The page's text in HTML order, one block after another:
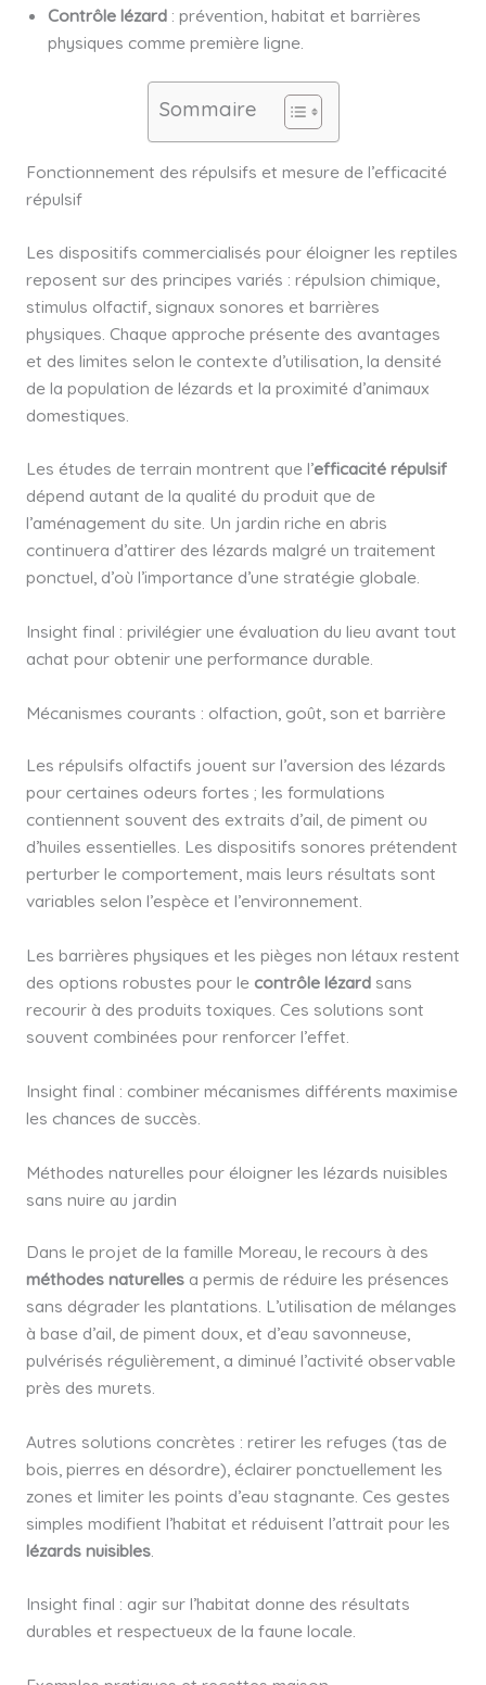
Contrôle lézard: prévention, habitat et barrières
physiques comme première ligne.
Sommaire
Fonctionnement des répulsifs et mesure de l’efficacité
répulsif
Les dispositifs commercialisés pour éloigner les reptiles
reposent sur des principes variés : répulsion chimique,
stimulus olfactif, signaux sonores et barrières
physiques. Chaque approche présente des avantages
et des limites selon le contexte d’utilisation, la densité
de la population de lézards et la proximité d’animaux
domestiques.
Les études de terrain montrent que l’efficacité répulsif
dépend autant de la qualité du produit que de
l’aménagement du site. Un jardin riche en abris
continuera d’attirer des lézards malgré un traitement
ponctuel, d’où l’importance d’une stratégie globale.
Insight final : privilégier une évaluation du lieu avant tout
achat pour obtenir une performance durable.
Mécanismes courants : olfaction, goût, son et barrière
Les répulsifs olfactifs jouent sur l’aversion des lézards
pour certaines odeurs fortes ; les formulations
contiennent souvent des extraits d’ail, de piment ou
d’huiles essentielles. Les dispositifs sonores prétendent
perturber le comportement, mais leurs résultats sont
variables selon l’espèce et l’environnement.
Les barrières physiques et les pièges non létaux restent
des options robustes pour le contrôle lézardsans
recourir à des produits toxiques. Ces solutions sont
souvent combinées pour renforcer l’effet.
Insight final : combiner mécanismes différents maximise
les chances de succès.
Méthodes naturelles pour éloigner les lézards nuisibles
sans nuire au jardin
Dans le projet de la famille Moreau, le recours à des
méthodes naturellesa permis de réduire les présences
sans dégrader les plantations. L’utilisation de mélanges
à base d’ail, de piment doux, et d’eau savonneuse,
pulvérisés régulièrement, a diminué l’activité observable
près des murets.
Autres solutions concrètes : retirer les refuges (tas de
bois, pierres en désordre), éclairer ponctuellement les
zones et limiter les points d’eau stagnante. Ces gestes
simples modifient l’habitat et réduisent l’attrait pour les
lézards nuisibles.
Insight final : agir sur l’habitat donne des résultats
durables et respectueux de la faune locale.